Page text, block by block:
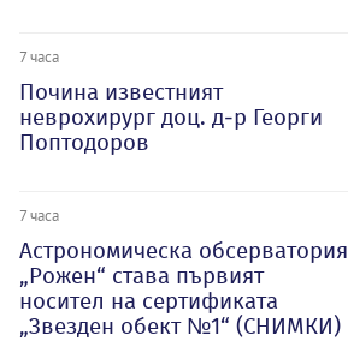
7 часа
Почина известният
неврохирург доц. д-р Георги
Поптодоров
7 часа
Астрономическа обсерватория
„Рожен“ става първият
носител на сертификата
„Звезден обект №1“ (СНИМКИ)